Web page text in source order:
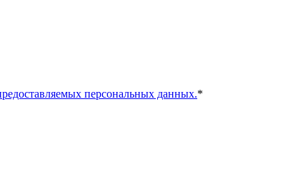
персональных данных.*